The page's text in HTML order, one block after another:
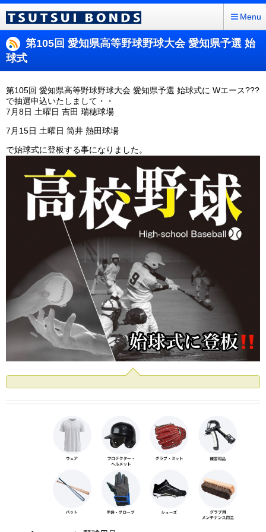
Menu
第105回 愛知県高等野球野球大会 愛知県予選 始
球式
第105回 愛知県高等野球野球大会 愛知県予選 始球式に Wエース???
で抽選申込いたしまして・・
7月8日 土曜日 吉田 瑞穂球場
7月15日 土曜日 筒井 熱田球場
で始球式に登板する事になりました。